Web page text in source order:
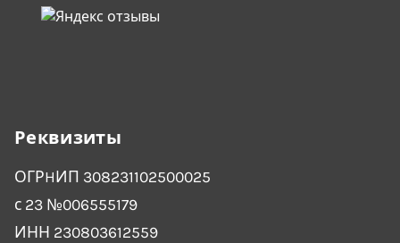
Реквизиты
ОГРHИП 308231102500025
с 23 №006555179
ИНН 230803612559